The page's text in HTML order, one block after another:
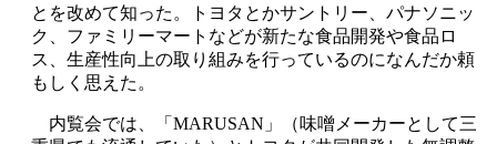
とを改めて知った。トヨタとかサントリー、パナソニッ
ク、ファミリーマートなどが新たな食品開発や食品ロ
ス、生産性向上の取り組みを行っているのになんだか頼
もしく思えた。
内覧会では、「MARUSAN」（味噌メーカーとして三